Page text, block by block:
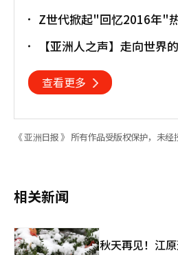
Z世代掀起"回忆2016年"
【亚洲人之声】走向世界
查看更多
《 亚洲日报 》 所有作品受版权保护，未经
相关新闻
秋天再见！江